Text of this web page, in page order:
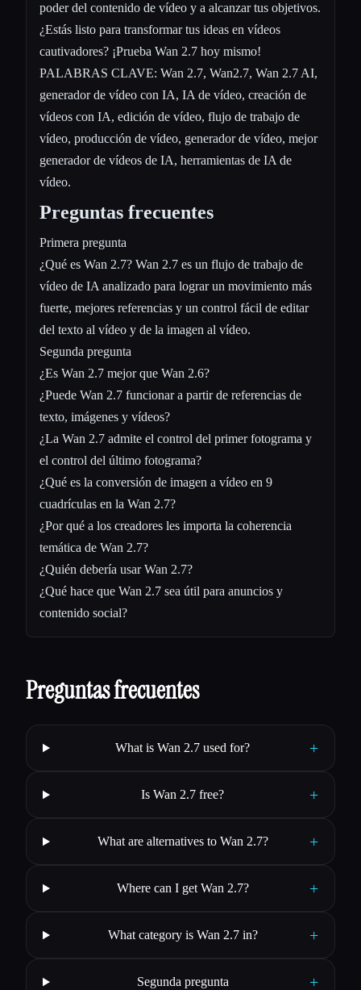
poder del contenido de vídeo y a alcanzar tus objetivos.
¿Estás listo para transformar tus ideas en vídeos
cautivadores? ¡Prueba Wan 2.7 hoy mismo!
PALABRAS CLAVE: Wan 2.7, Wan2.7, Wan 2.7 AI,
generador de vídeo con IA, IA de vídeo, creación de
vídeos con IA, edición de vídeo, flujo de trabajo de
vídeo, producción de vídeo, generador de vídeo, mejor
generador de vídeos de IA, herramientas de IA de
vídeo.
Preguntas frecuentes
Primera pregunta
¿Qué es Wan 2.7? Wan 2.7 es un flujo de trabajo de
vídeo de IA analizado para lograr un movimiento más
fuerte, mejores referencias y un control fácil de editar
del texto al vídeo y de la imagen al vídeo.
Segunda pregunta
¿Es Wan 2.7 mejor que Wan 2.6?
¿Puede Wan 2.7 funcionar a partir de referencias de
texto, imágenes y vídeos?
¿La Wan 2.7 admite el control del primer fotograma y
el control del último fotograma?
¿Qué es la conversión de imagen a vídeo en 9
cuadrículas en la Wan 2.7?
¿Por qué a los creadores les importa la coherencia
temática de Wan 2.7?
¿Quién debería usar Wan 2.7?
¿Qué hace que Wan 2.7 sea útil para anuncios y
contenido social?
Preguntas frecuentes
What is Wan 2.7 used for? +
Is Wan 2.7 free? +
What are alternatives to Wan 2.7? +
Where can I get Wan 2.7? +
What category is Wan 2.7 in? +
Segunda pregunta +